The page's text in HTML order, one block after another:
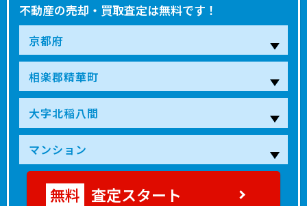
不動産の売却・買取査定は無料です！
査定スタート